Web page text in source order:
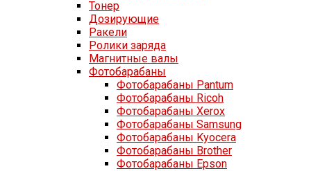
Тонер
Дозирующие
Ракели
Ролики заряда
Магнитные валы
Фотобарабаны
Фотобарабаны Pantum
Фотобарабаны Ricoh
Фотобарабаны Xerox
Фотобарабаны Samsung
Фотобарабаны Kyocera
Фотобарабаны Brother
Фотобарабаны Epson